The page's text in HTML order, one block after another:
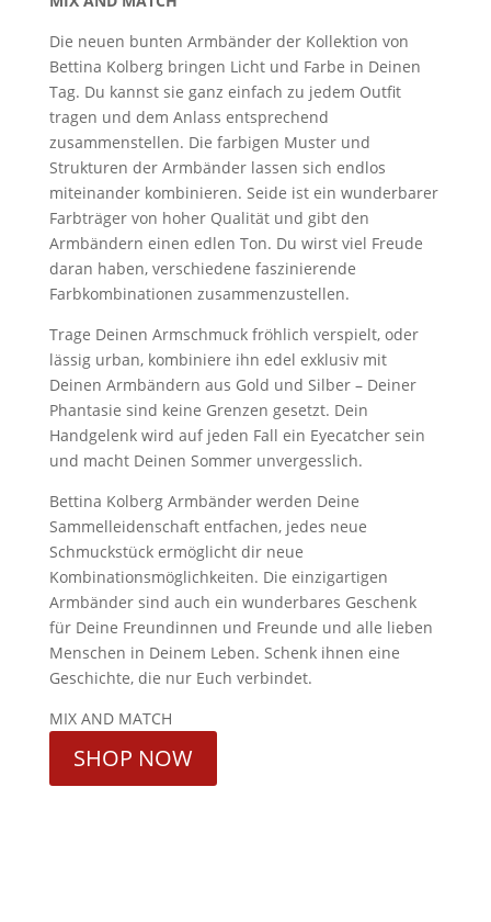
Die neuen bunten Armbänder der Kollektion von
Bettina Kolberg bringen Licht und Farbe in Deinen
Tag. Du kannst sie ganz einfach zu jedem Outfit
tragen und dem Anlass entsprechend
zusammenstellen. Die farbigen Muster und
Strukturen der Armbänder lassen sich endlos
miteinander kombinieren. Seide ist ein wunderbarer
Farbträger von hoher Qualität und gibt den
Armbändern einen edlen Ton. Du wirst viel Freude
daran haben, verschiedene faszinierende
Farbkombinationen zusammenzustellen.
Trage Deinen Armschmuck fröhlich verspielt, oder
lässig urban, kombiniere ihn edel exklusiv mit
Deinen Armbändern aus Gold und Silber – Deiner
Phantasie sind keine Grenzen gesetzt. Dein
Handgelenk wird auf jeden Fall ein Eyecatcher sein
und macht Deinen Sommer unvergesslich.
Bettina Kolberg Armbänder werden Deine
Sammelleidenschaft entfachen, jedes neue
Schmuckstück ermöglicht dir neue
Kombinationsmöglichkeiten. Die einzigartigen
Armbänder sind auch ein wunderbares Geschenk
für Deine Freundinnen und Freunde und alle lieben
Menschen in Deinem Leben. Schenk ihnen eine
Geschichte, die nur Euch verbindet.
MIX AND MATCH
SHOP NOW